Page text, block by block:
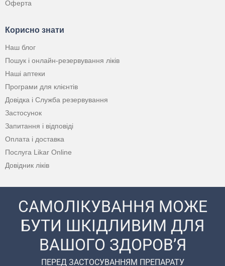
Оферта
Корисно знати
Наш блог
Пошук і онлайн-резервування ліків
Наші аптеки
Програми для клієнтів
Довідка і Служба резервування
Застосунок
Запитання і відповіді
Оплата і доставка
Послуга Likar Online
Довідник ліків
САМОЛІКУВАННЯ МОЖЕ
БУТИ ШКІДЛИВИМ ДЛЯ
ВАШОГО ЗДОРОВ’Я
ПЕРЕД ЗАСТОСУВАННЯМ ПРЕПАРАТУ